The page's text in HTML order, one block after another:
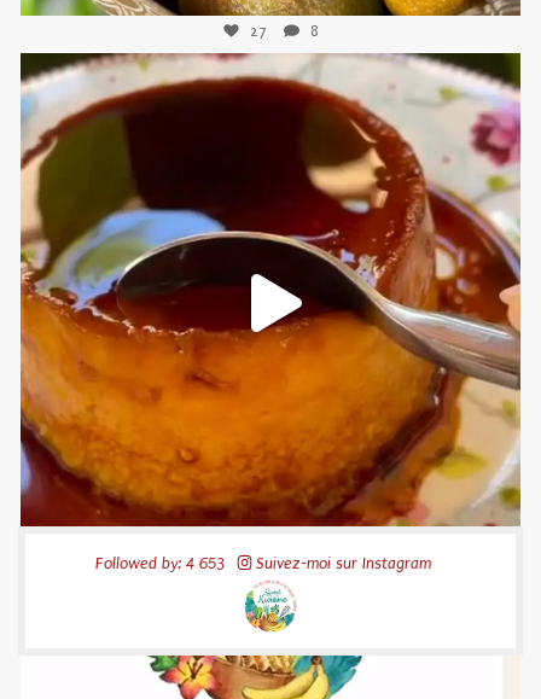
Followed by: 4 653 Suivez-moi sur Instagram
27 8
sweetkwisine
Nov 16
52 20